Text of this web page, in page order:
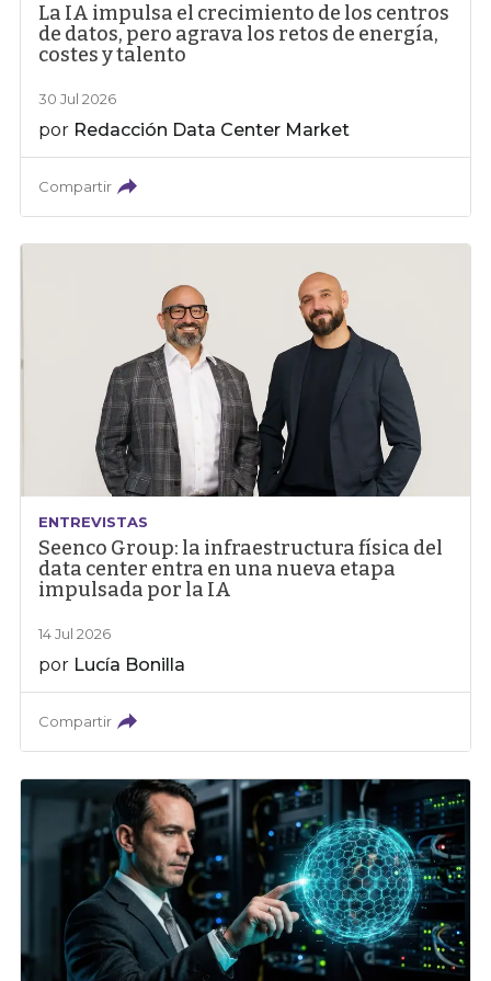
La IA impulsa el crecimiento de los centros
de datos, pero agrava los retos de energía,
costes y talento
30 Jul 2026
por Redacción Data Center Market
Compartir
ENTREVISTAS
Seenco Group: la infraestructura física del
data center entra en una nueva etapa
impulsada por la IA
14 Jul 2026
por Lucía Bonilla
Compartir